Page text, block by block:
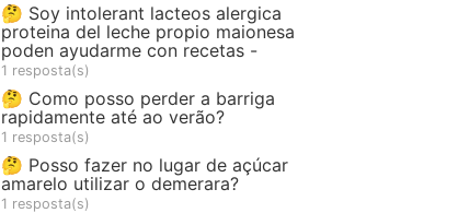
🤔 Soy intolerant lacteos alergica
proteina del leche propio maionesa
poden ayudarme con recetas -
1 resposta(s)
🤔 Como posso perder a barriga
rapidamente até ao verão?
1 resposta(s)
🤔 Posso fazer no lugar de açúcar
amarelo utilizar o demerara?
1 resposta(s)